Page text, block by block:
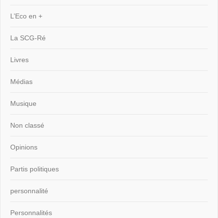
L’Eco en +
La SCG-Ré
Livres
Médias
Musique
Non classé
Opinions
Partis politiques
personnalité
Personnalités